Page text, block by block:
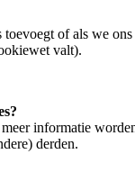
of als we
valt).
informatie
derden.